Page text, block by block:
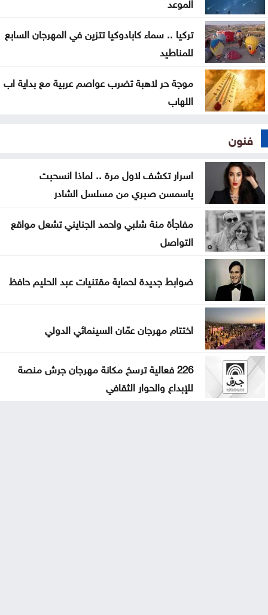
سلسلة غارات إسرائيلية على جنوب لبنان تزامنا مع
استمرار مفاوضات روما
الوصاية الهاشمية تحظى بإجماع عربي وإسلامي في
اجتماع عمّان
تركيا .. سماء كابادوكيا تتزين في المهرجان السابع
للمناطيد
موجة حر لاهبة تضرب عواصم عربية مع بداية اب
اللهاب
فنون
اسرار تكشف لاول مرة .. لماذا انسحبت
ياسمسن صبري من مسلسل الشادر
مفاجأة منة شلبي واحمد الجنايني تشعل مواقع
التواصل
ضوابط جديدة لحماية مقتنيات عبد الحليم حافظ
اختتام مهرجان عمّان السينمائي الدولي
226 فعالية ترسخ مكانة مهرجان جرش منصة
للإبداع والحوار الثقافي